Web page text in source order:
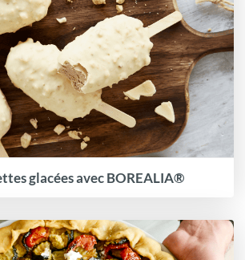
glacées avec BOREALIA®